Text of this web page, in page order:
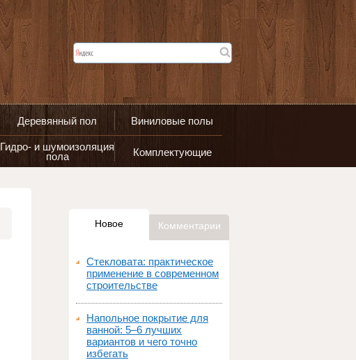
Деревянный пол Виниловые полы
Гидро- и шумоизоляция
пола
Комплектующие
Новое Комментарии
Стекловата: практическое
применение в современном
строительстве
Напольное покрытие для
ванной: 5–6 лучших
вариантов и чего точно
избегать